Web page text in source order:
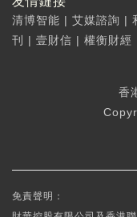
清博智能 | 艾媒諮詢 |
刊
| 壹財信 | 權衡財經
香
免責聲明：